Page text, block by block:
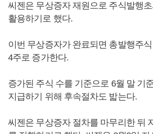
씨젠은 무상증자 재원으로 주식발행
활용하기로 했다.
이번 무상증자가 완료되면 총발행주
4주로 증가한다.
증가된 주식 수를 기준으로 6월 말 기
지급하기 위해 후속절차도 밟는다.
씨젠은 무상증자 절차를 마무리한 뒤